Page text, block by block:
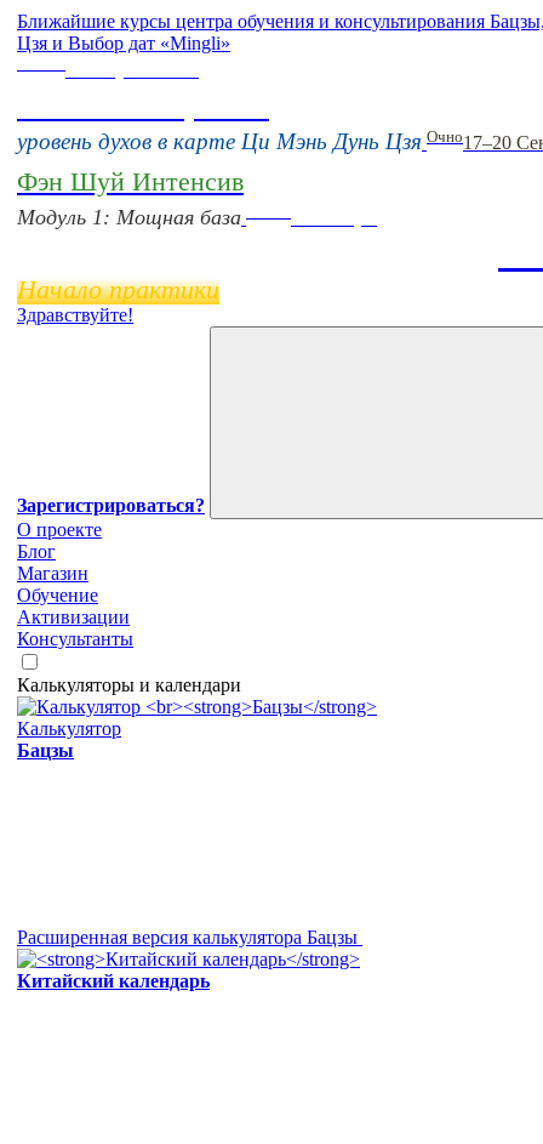
Ближайшие курсы центра обучения и консультирования
Цзя и Выбор дат «Mingli»
уровень духов в карте Ци Мэнь Дунь Цзя Очно17–20
Фэн Шуй Интенсив
Модуль 1: Мощная база
Начало практики
Здравствуйте!
Зарегистрироваться?
О проекте
Блог
Магазин
Обучение
Активизации
Консультанты
Калькуляторы и календари
Калькулятор
Бацзы
Расширенная версия калькулятора Бацзы
Китайский календарь